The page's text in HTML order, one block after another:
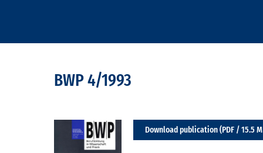
BWP 4/1993
Download publication (PDF / 15.5